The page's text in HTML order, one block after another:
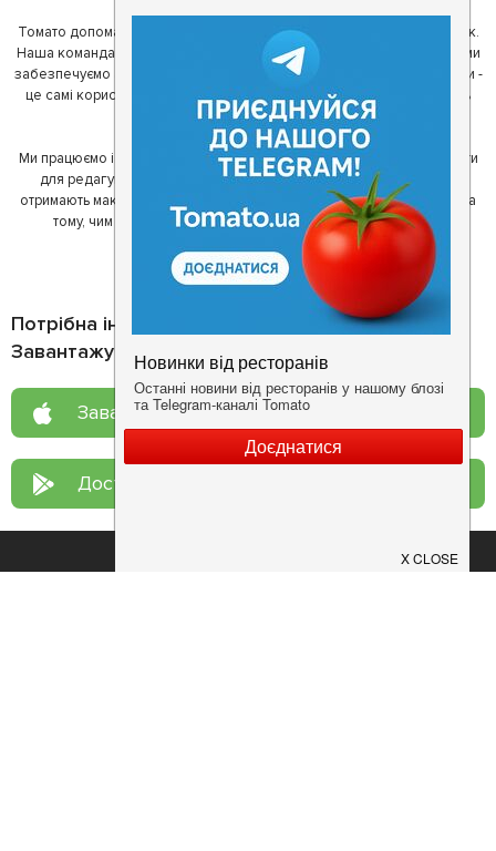
Томато допомагає своїм користувачам знайти цікаві місця неподалік.
Наша команда регулярно зв'язується з ресторанами - таким чином ми
забезпечуємо актуальність інформації. Друга частина нашої команди -
це самі користувачі, які діляться своїми враженнями і допомагають
один одному у виборі кращих місць.
Ми працюємо і з ресторанами. Для них ми надаємо зручні інструменти
для редагування інформації про себе - в результаті відвідувачі
отримають максимум інформації, а ресторан зможе зосередитися на
тому, чим він любить займатися більше всього - смачній їжі.
Потрібна інформація про заклад?
Завантажуйте додаток!
Завантажте у App Store
Доступно у